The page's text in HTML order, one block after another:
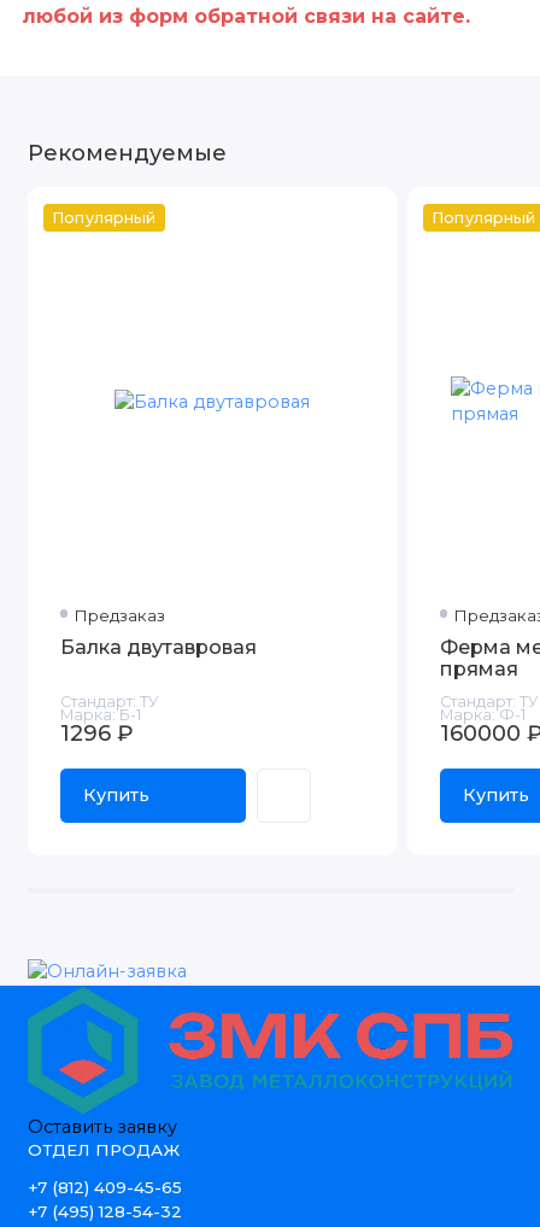
любой из форм обратной связи на сайте.
Рекомендуемые
Популярный
Предзаказ
Балка двутавровая
Марка: Б-1
Стандарт: ТУ
1296 ₽
Купить
Популярный
Ферма
прямая
Марка: Ф-1
Стандарт: ТУ
160000
Купить
Оставить заявку
ОТДЕЛ ПРОДАЖ
+7 (812) 409-45-65
+7 (495) 128-54-32